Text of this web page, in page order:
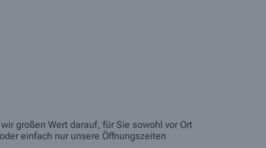
großen Wert darauf, für Sie sowohl vor Ort
einfach nur unsere Öffnungszeiten